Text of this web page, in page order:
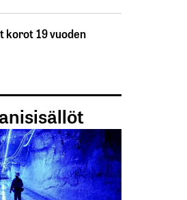
korot 19 vuoden